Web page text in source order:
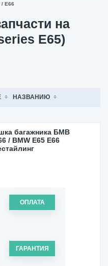
/ E66
на
E65)
НАЗВАНИЮ
багажника БМВ
/ BMW E65 E66
ОПЛАТА
ГАРАНТИЯ